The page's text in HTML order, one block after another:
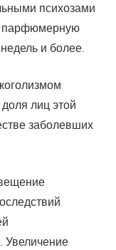
психозами
парфюмерную
и более.
лиц этой
заболевших
Увеличение